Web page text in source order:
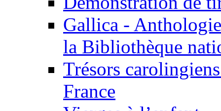
Gallica -
la Bibliothèque
Trésors
France